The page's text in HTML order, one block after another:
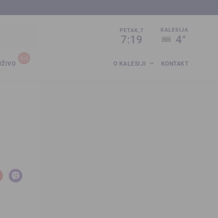
PETAK,7
7:19
KALESIJA
4°
O KALESIJI KONTAKT